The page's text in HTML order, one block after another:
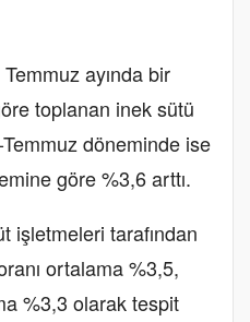
ayında bir
toplanan inek sütü
döneminde ise
göre %3,6 arttı.
işletmeleri tarafından
ortalama %3,5,
%3,3 olarak tespit